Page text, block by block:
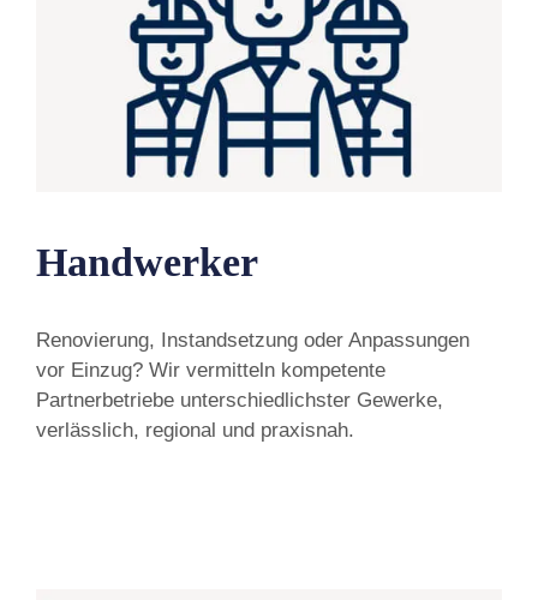
Handwerker
Renovierung, Instandsetzung oder Anpassungen
vor Einzug? Wir vermitteln kompetente
Partnerbetriebe unterschiedlichster Gewerke,
verlässlich, regional und praxisnah.